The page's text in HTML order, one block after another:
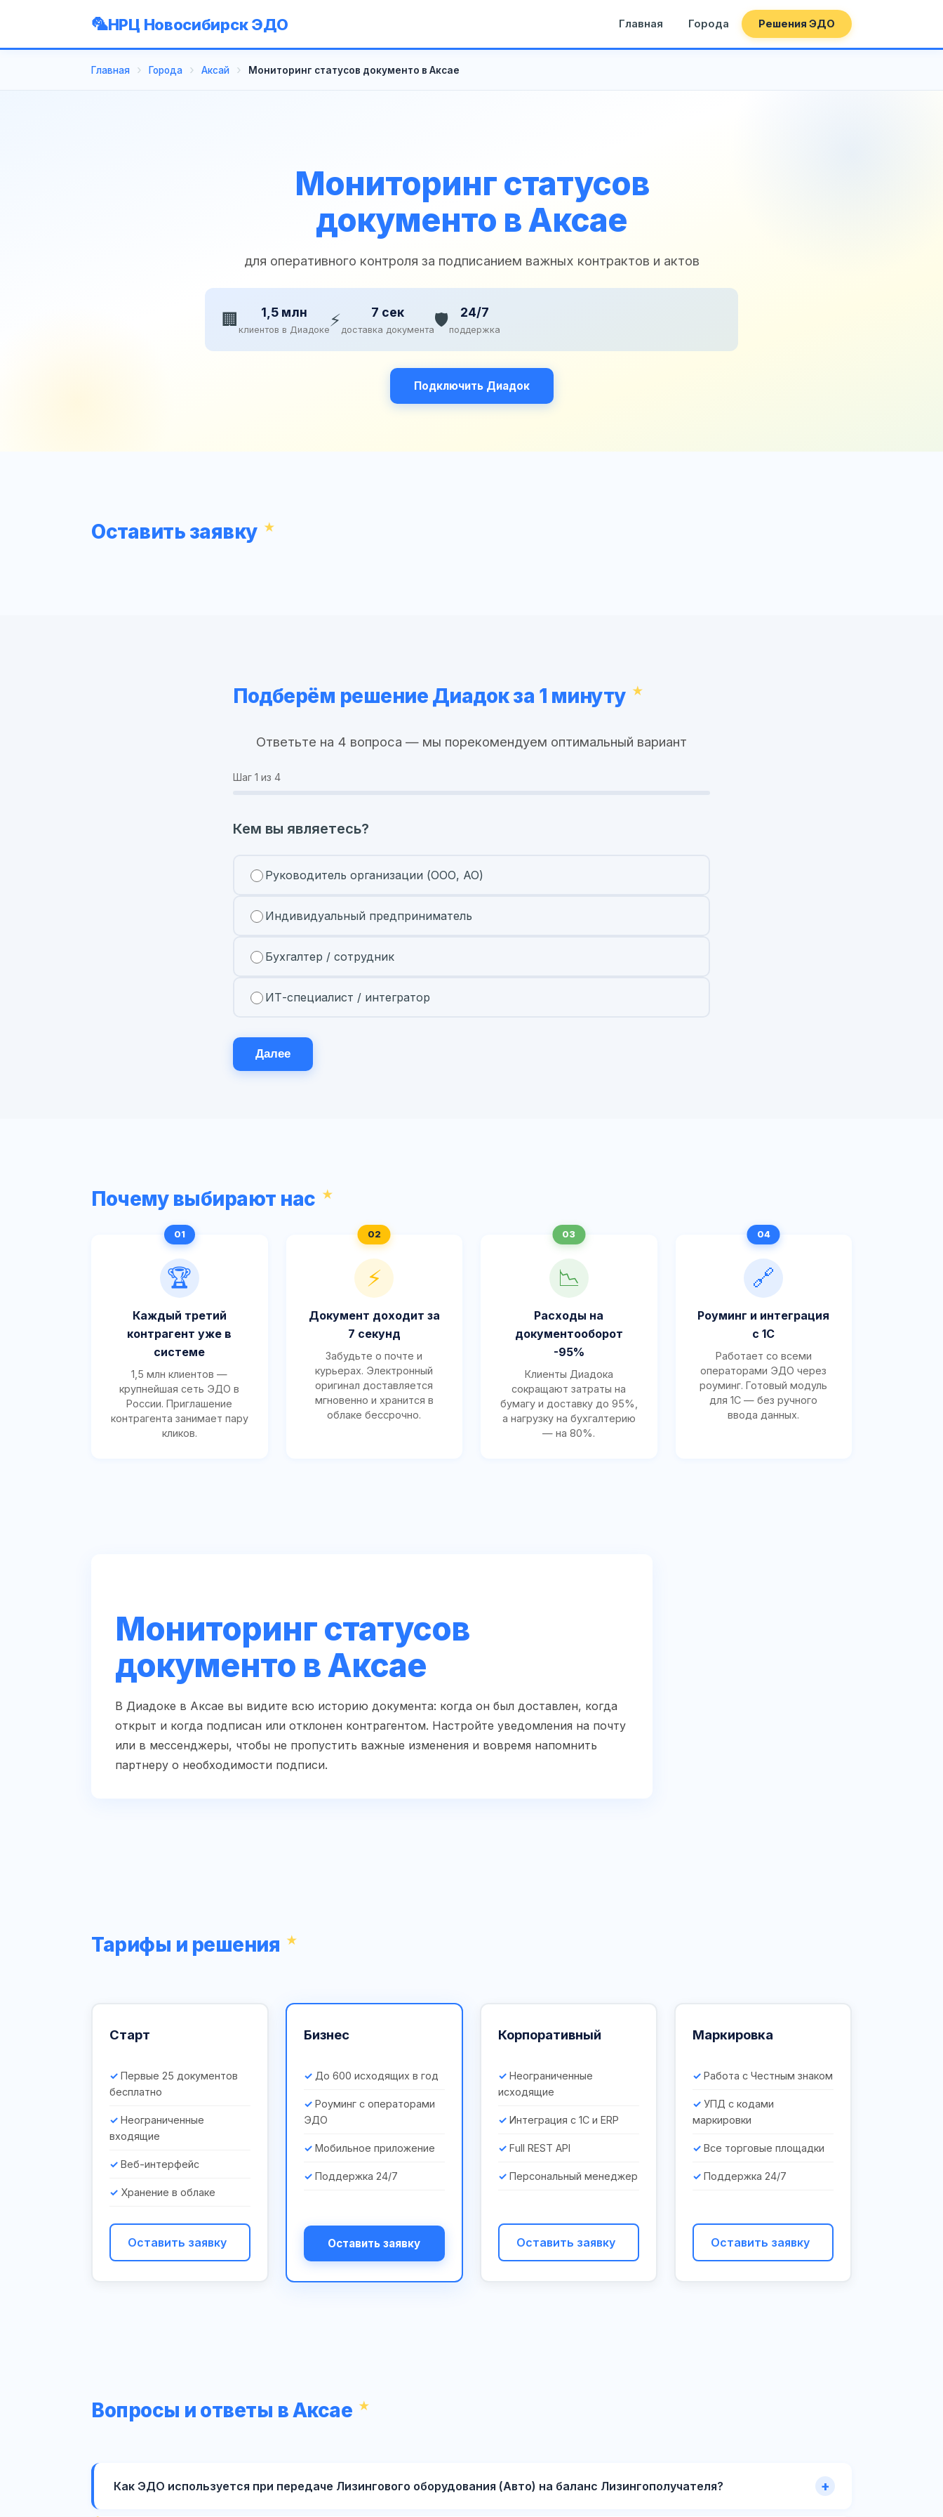
НРЦ Новосибирск ЭДО Главная Города Решения ЭДО
Главная Города Аксай Мониторинг статусов документо в Аксае
Мониторинг статусов
документо в Аксае
для оперативного контроля за подписанием важных контрактов и актов
🏢 1,5 млн
клиентов в Диадоке ⚡ 7 сек
доставка документа🛡️ 24/7
поддержка
Подключить Диадок
Оставить заявку
Подберём решение Диадок за 1 минуту
Ответьте на 4 вопроса — мы порекомендуем оптимальный вариант
Шаг 1 из 4
Кем вы являетесь?
Руководитель организации (ООО, АО)
Индивидуальный предприниматель
Бухгалтер / сотрудник
ИТ-специалист / интегратор
Далее
Почему выбирают нас
🏆
Каждый третий
контрагент уже в
системе
1,5 млн клиентов —
крупнейшая сеть ЭДО в
России. Приглашение
контрагента занимает пару
кликов.
⚡
Документ доходит за
7 секунд
Забудьте о почте и
курьерах. Электронный
оригинал доставляется
мгновенно и хранится в
облаке бессрочно.
📉
Расходы на
документооборот
-95%
Клиенты Диадока
сокращают затраты на
бумагу и доставку до 95%,
а нагрузку на бухгалтерию
— на 80%.
🔗
Роуминг и интеграция
с 1С
Работает со всеми
операторами ЭДО через
роуминг. Готовый модуль
для 1С — без ручного
ввода данных.
Мониторинг статусов
документо в Аксае
В Диадоке в Аксае вы видите всю историю документа: когда он был доставлен, когда
открыт и когда подписан или отклонен контрагентом. Настройте уведомления на почту
или в мессенджеры, чтобы не пропустить важные изменения и вовремя напомнить
партнеру о необходимости подписи.
Тарифы и решения
Старт
Первые 25 документов
бесплатно
Неограниченные
входящие
Веб-интерфейс
Хранение в облаке
Оставить заявку
Бизнес
До 600 исходящих в год
Роуминг с операторами
ЭДО
Мобильное приложение
Поддержка 24/7
Оставить заявку
Корпоративный
Неограниченные
исходящие
Интеграция с 1С и ERP
Full REST API
Персональный менеджер
Оставить заявку
Маркировка
Работа с Честным знаком
УПД с кодами
маркировки
Все торговые площадки
Поддержка 24/7
Оставить заявку
Вопросы и ответы в Аксае
Как ЭДО используется при передаче Лизингового оборудования (Авто) на баланс Лизингополучателя?